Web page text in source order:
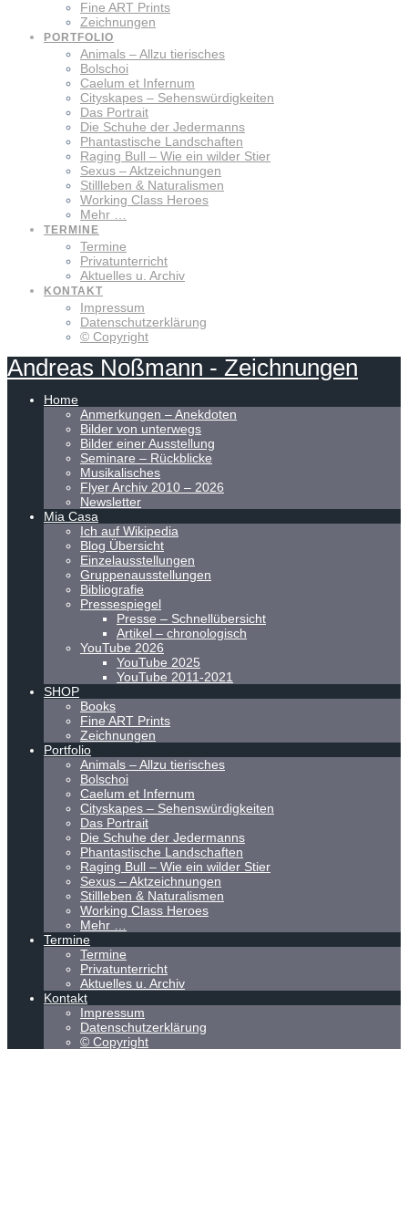
Fine ART Prints
Zeichnungen
PORTFOLIO
Animals – Allzu tierisches
Bolschoi
Caelum et Infernum
Cityskapes – Sehenswürdigkeiten
Das Portrait
Die Schuhe der Jedermanns
Phantastische Landschaften
Raging Bull – Wie ein wilder Stier
Sexus – Aktzeichnungen
Stillleben & Naturalismen
Working Class Heroes
Mehr …
TERMINE
Termine
Privatunterricht
Aktuelles u. Archiv
KONTAKT
Impressum
Datenschutzerklärung
© Copyright
Andreas Noßmann - Zeichnungen
Home
Anmerkungen – Anekdoten
Bilder von unterwegs
Bilder einer Ausstellung
Seminare – Rückblicke
Musikalisches
Flyer Archiv 2010 – 2026
Newsletter
Mia Casa
Ich auf Wikipedia
Blog Übersicht
Einzelausstellungen
Gruppenausstellungen
Bibliografie
Pressespiegel
Presse – Schnellübersicht
Artikel – chronologisch
YouTube 2026
YouTube 2025
YouTube 2011-2021
SHOP
Books
Fine ART Prints
Zeichnungen
Portfolio
Animals – Allzu tierisches
Bolschoi
Caelum et Infernum
Cityskapes – Sehenswürdigkeiten
Das Portrait
Die Schuhe der Jedermanns
Phantastische Landschaften
Raging Bull – Wie ein wilder Stier
Sexus – Aktzeichnungen
Stillleben & Naturalismen
Working Class Heroes
Mehr …
Termine
Termine
Privatunterricht
Aktuelles u. Archiv
Kontakt
Impressum
Datenschutzerklärung
© Copyright